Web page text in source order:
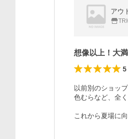
アウ
想像以上！大満
5
以前別のショッ
色むらなど、全
これから夏場に